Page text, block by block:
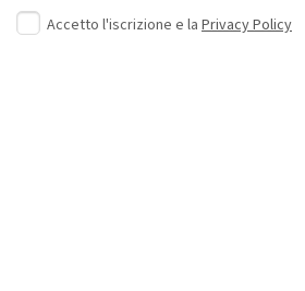
Accetto l'iscrizione e la Privacy Policy